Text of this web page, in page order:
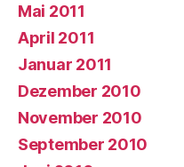
Mai 2011
April 2011
Januar 2011
Dezember 2010
November 2010
September 2010